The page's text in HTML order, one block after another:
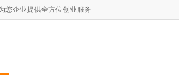
您企业提供全方位创业服务